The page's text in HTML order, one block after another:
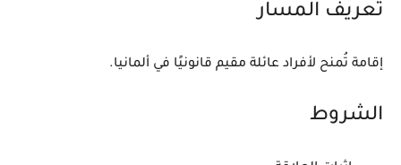
تعريف المسار
إقامة تُمنح لأفراد عائلة مقيم قانونيًا في ألمانيا.
الشروط